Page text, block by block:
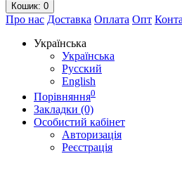
Кошик: 0
Про нас Доставка Оплата Опт
Українська
Українська
Русский
English
Порівняння0
Закладки (0)
Особистий кабінет
Авторизація
Реєстрація